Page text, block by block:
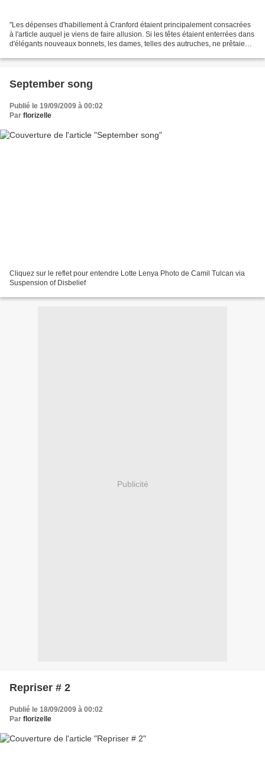
"Les dépenses d'habillement à Cranford étaient principalement consacrées
à l'article auquel je viens de faire allusion. Si les têtes étaient enterrées dans
d'élégants nouveaux bonnets, les dames, telles des autruches, ne prêtaient
September song
Publié le 19/09/2009 à 00:02
Par florizelle
Cliquez sur le reflet pour entendre Lotte Lenya Photo de Camil Tulcan via
Suspension of Disbelief
Publicité
Repriser # 2
Publié le 18/09/2009 à 00:02
Par florizelle